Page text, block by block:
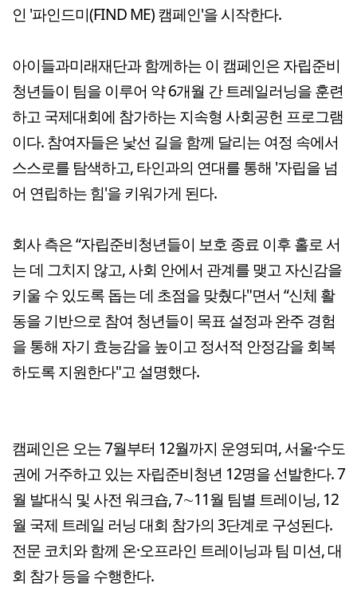
인 '파인드미(FIND ME) 캠페인'을 시작한다.
아이들과미래재단과 함께하는 이 캠페인은 자립준비
청년들이 팀을 이루어 약 6개월 간 트레일러닝을 훈련
하고 국제대회에 참가하는 지속형 사회공헌 프로그램
이다. 참여자들은 낯선 길을 함께 달리는 여정 속에서
스스로를 탐색하고, 타인과의 연대를 통해 '자립을 넘
어 연립하는 힘'을 키워가게 된다.
회사 측은 “자립준비청년들이 보호 종료 이후 홀로 서
는 데 그치지 않고, 사회 안에서 관계를 맺고 자신감을
키울 수 있도록 돕는 데 초점을 맞췄다"면서 “신체 활
동을 기반으로 참여 청년들이 목표 설정과 완주 경험
을 통해 자기 효능감을 높이고 정서적 안정감을 회복
하도록 지원한다"고 설명했다.
캠페인은 오는 7월부터 12월까지 운영되며, 서울·수도
권에 거주하고 있는 자립준비청년 12명을 선발한다. 7
월 발대식 및 사전 워크숍, 7∼11월 팀별 트레이닝, 12
월 국제 트레일 러닝 대회 참가의 3단계로 구성된다.
전문 코치와 함께 온·오프라인 트레이닝과 팀 미션, 대
회 참가 등을 수행한다.